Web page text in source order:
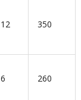
12 350
6 260